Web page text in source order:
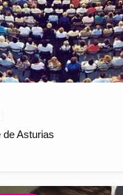
de Asturias